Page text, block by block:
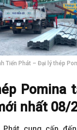
Tiến Phát – Đại lý thép
Pomina
nhất 08/